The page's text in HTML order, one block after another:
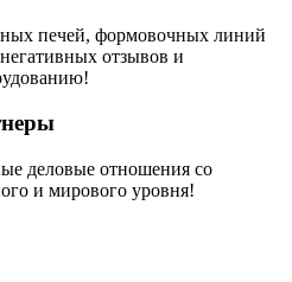
печей, формовочных линий
отзывов и
деловые отношения со
и мирового уровня!